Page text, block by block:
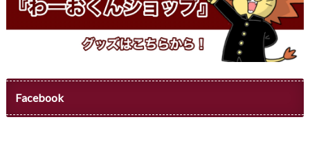
Facebook